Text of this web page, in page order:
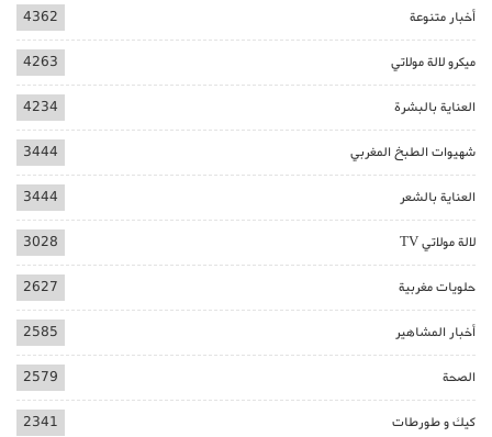
أخبار متنوعة 4362
ميكرو لالة مولاتي 4263
العناية بالبشرة 4234
شهيوات الطبخ المغربي 3444
العناية بالشعر 3444
لالة مولاتي TV 3028
حلويات مغربية 2627
أخبار المشاهير 2585
الصحة 2579
كيك و طورطات 2341